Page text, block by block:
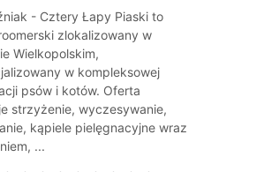
- Cztery Łapy Piaski to
zlokalizowany w
Wielkopolskim,
w kompleksowej
psów i kotów. Oferta
strzyżenie, wyczesywanie,
kąpiele pielęgnacyjne wraz
...